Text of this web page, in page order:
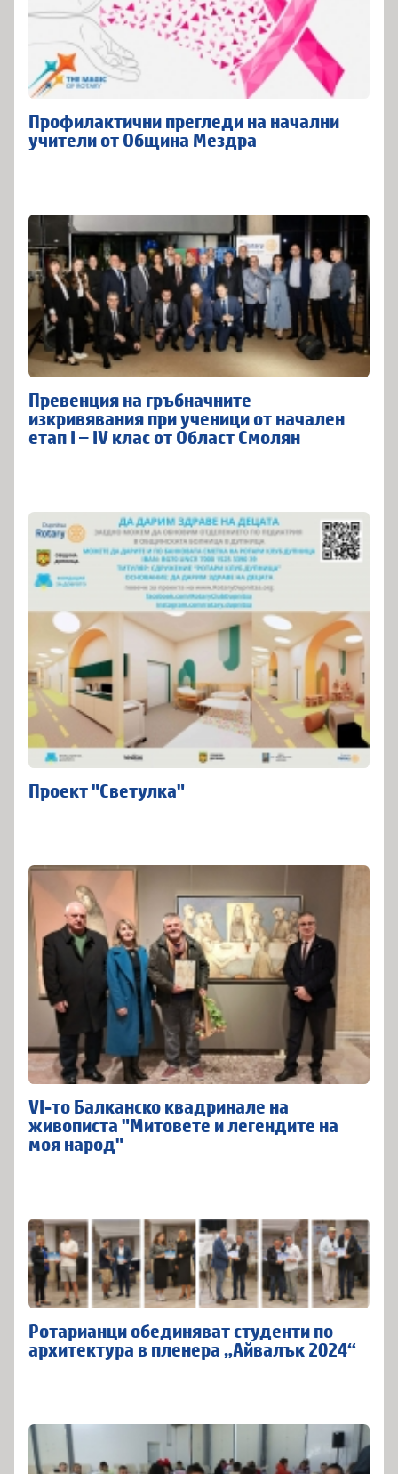
Профилактични прегледи на начални
учители от Община Мездра
Превенция на гръбначните
изкривявания при ученици от начален
етап I – IV клас от Област Смолян
Проект "Светулка"
VI-то Балканско квадринале на
живописта "Митовете и легендите на
моя народ"
Ротарианци обединяват студенти по
архитектура в пленера „Айвалък 2024“